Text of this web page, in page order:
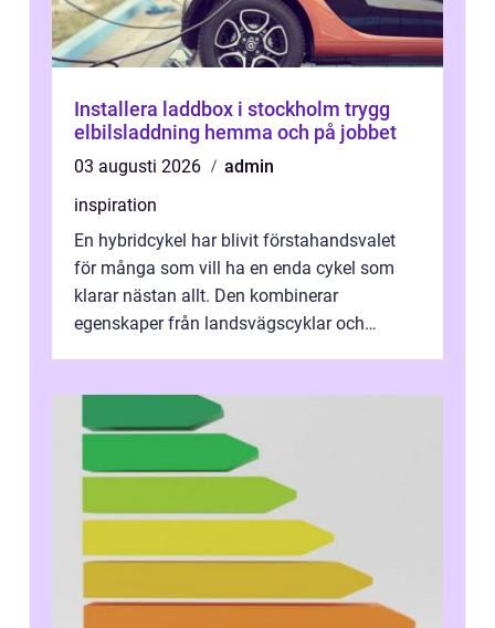
Installera laddbox i stockholm trygg
elbilsladdning hemma och på jobbet
03 augusti 2026
admin
inspiration
En hybridcykel har blivit förstahandsvalet
för många som vill ha en enda cykel som
klarar nästan allt. Den kombinerar
egenskaper från landsvägscyklar och